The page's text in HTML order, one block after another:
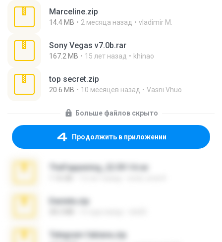
Marceline.zip
14.4 MB 2 месяца назад vladimir M.
Sony Vegas v7.0b.rar
167.2 MB 15 лет назад khinao
top secret.zip
20.6 MB 10 месяцев назад Vasni Vhuo
Больше файлов скрыто
Продолжить в приложении
TheFappening_22.09.14.rar
Daniela.zip
Telegram fabiana.zip